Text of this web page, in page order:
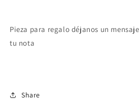
Pieza para regalo déjanos un
tu nota
Share